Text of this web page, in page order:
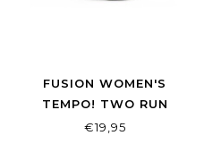
FUSION WOMEN'S
TEMPO! TWO RUN
SOCK WHITE
€19,95